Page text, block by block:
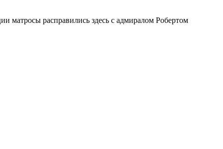
матросы расправились здесь с адмиралом Робертом